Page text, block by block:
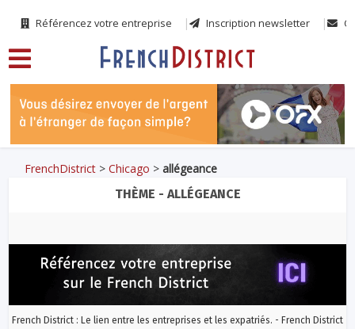
Référencez votre entreprise Inscription newsletter
FrenchDistrict >Chicago >allégeance
THÈME - ALLÉGEANCE
French District : Le lien entre les entreprises et les expatriés. - French District